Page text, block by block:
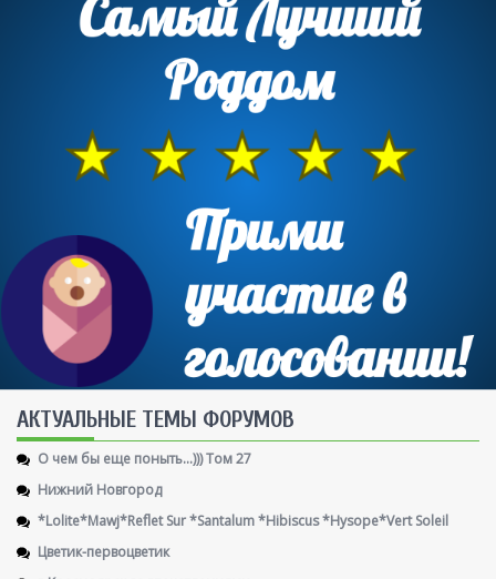
AКТУАЛЬНЫЕ ТЕМЫ ФОРУМОВ
О чем бы еще поныть...))) Том 27
Нижний Новгород
*Lolite*Mawj*Reflet Sur *Santalum *Hibiscus *Hysope*Vert Soleil
Цветик-первоцветик